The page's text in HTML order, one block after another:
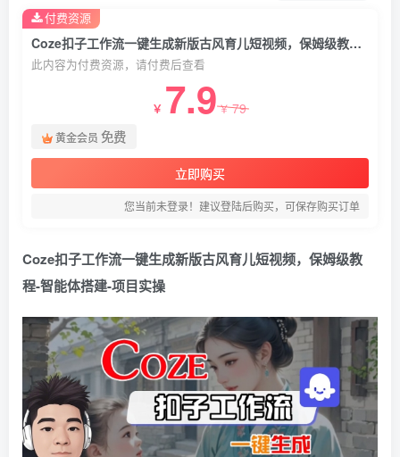
Coze扣子工作流一键生成新版古风育儿短视频，保姆级教程-智能体搭建-项目实操
此内容为付费资源，请付费后查看
￥ 7.9￥79
黄金会员 免费
立即购买
您当前未登录！建议登陆后购买，可保存购买订单
付费资源
Coze扣子工作流一键生成新版古风育儿短视频，保姆级教
程-智能体搭建-项目实操